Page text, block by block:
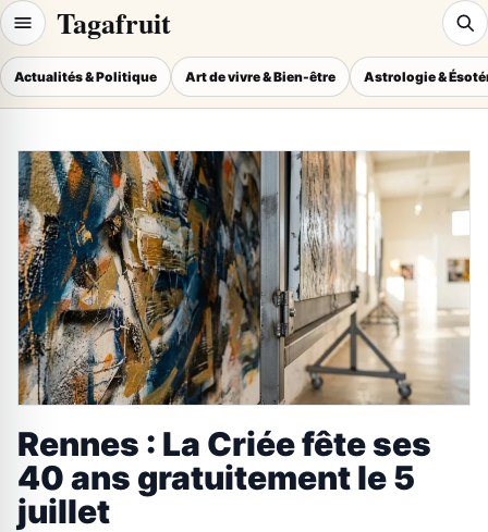
Tagafruit
Actualités & Politique Art de vivre & Bien-être Astrologie &
Rennes : La Criée fête ses
40 ans gratuitement le 5
juillet